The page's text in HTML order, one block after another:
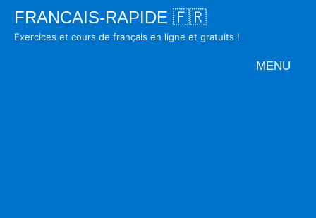
SkipFRANCAIS-RAPIDE 🇫🇷
Exercices et cours de français en ligne et gratuits !
MENU